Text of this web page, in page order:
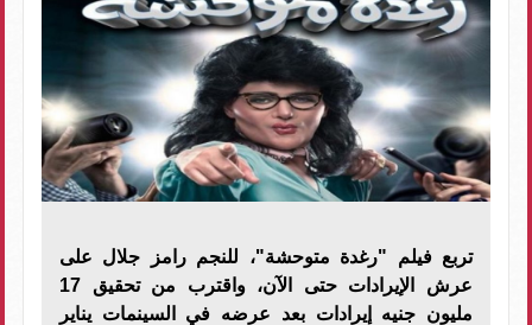
تربع فيلم "رغدة متوحشة"، للنجم رامز جلال على
عرش الإيرادات حتى الآن، واقترب من تحقيق 17
مليون جنيه إيرادات بعد عرضه في السينمات يناير